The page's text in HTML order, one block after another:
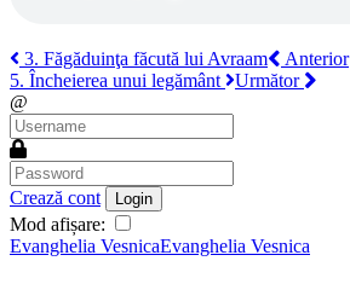
3. Făgăduinţa făcută lui Avraam
Anterior
5. Încheierea unui legământ
Următor
@
Crează cont Login
Mod afișare:
Evanghelia VesnicaEvanghelia Vesnica